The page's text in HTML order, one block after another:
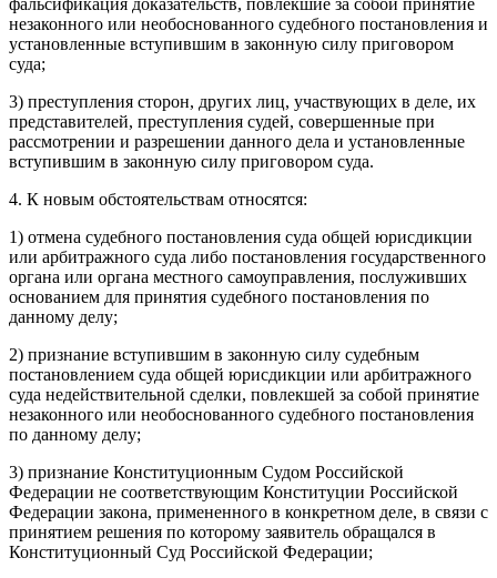
незаконного или необоснованного судебного постановления и
установленные вступившим в законную силу приговором
суда;
3) преступления сторон, других лиц, участвующих в деле, их
представителей, преступления судей, совершенные при
рассмотрении и разрешении данного дела и установленные
вступившим в законную силу приговором суда.
4. К новым обстоятельствам относятся:
1) отмена судебного постановления суда общей юрисдикции
или арбитражного суда либо постановления государственного
органа или органа местного самоуправления, послуживших
основанием для принятия судебного постановления по
данному делу;
2) признание вступившим в законную силу судебным
постановлением суда общей юрисдикции или арбитражного
суда недействительной сделки, повлекшей за собой принятие
незаконного или необоснованного судебного постановления
по данному делу;
3) признание Конституционным Судом Российской
Федерации не соответствующим Конституции Российской
Федерации закона, примененного в конкретном деле, в связи с
принятием решения по которому заявитель обращался в
Конституционный Суд Российской Федерации;